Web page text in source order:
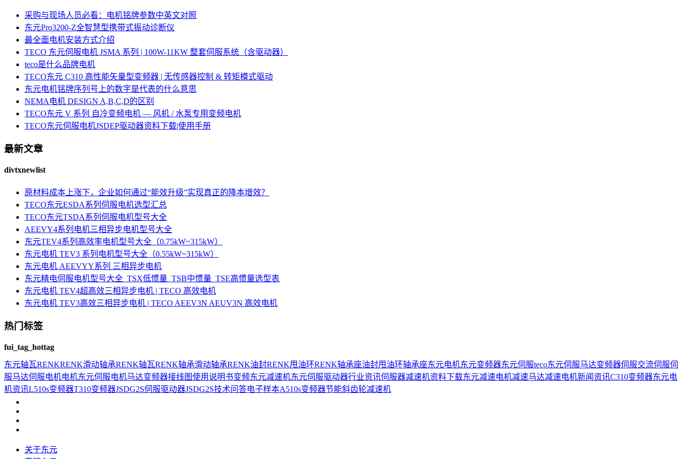
采购与现场人员必看：电机铭牌参数中英文对照
东元Pro3200-Z全智慧型携带式振动诊断仪
最全面电机安装方式介绍
TECO 东元伺服电机 JSMA 系列 | 100W-11KW 整套伺服系统（含驱动器）
teco是什么品牌电机
TECO东元 C310 高性能矢量型变频器 | 无传感器控制 & 转矩模式驱动
东元电机铭牌序列号上的数字是代表的什么意思
NEMA电机 DESIGN A,B,C,D的区别
TECO东元 V 系列 自冷变频电机 — 风机 / 水泵专用变频电机
TECO东元伺服电机JSDEP驱动器资料下载|使用手册
最新文章
divtxnewlist
原材料成本上涨下，企业如何通过“能效升级”实现真正的降本增效？
TECO东元ESDA系列伺服电机选型汇总
TECO东元TSDA系列伺服电机型号大全
AEEVY4系列电机三相异步电机型号大全
东元TEV4系列高效率电机型号大全（0.75kW~315kW）
东元电机 TEV3 系列电机型号大全（0.55kW~315kW）
东元电机 AEEVYY系列 三相异步电机
东元精电伺服电机型号大全_TSX低惯量_TSB中惯量_TSE高惯量选型表
东元电机 TEV4超高效三相异步电机 | TECO 高效电机
东元电机 TEV3高效三相异步电机 | TECO AEEV3N AEUV3N 高效电机
热门标签
fui_tag_hottag
东元轴瓦RENKRENK滑动轴承RENK轴瓦RENK轴承滑动轴承RENK油封RENK甩油环RENK轴承座油封甩油环轴承座东元电机东元变频器东元伺服teco东元伺服马达变频器伺服交流伺服伺
服马达伺服电机电机东元伺服电机马达变频器接线图使用说明书变频东元减速机东元伺服驱动器行业资讯伺服器减速机资料下载东元减速电机减速马达减速电机新闻资讯C310变频器东元电
机资讯L510s变频器T310变频器JSDG2S伺服驱动器JSDG2S技术问答电子样本A510s变频器节能斜齿轮减速机
关于东元